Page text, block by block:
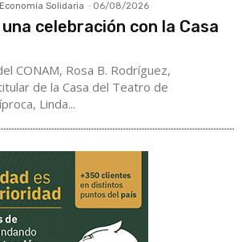
Solidaria - 06/08/2026
una celebración con la Casa
CONAM, Rosa B. Rodríguez,
de la Casa del Teatro de
Linda...